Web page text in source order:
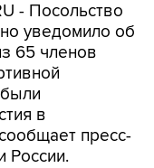
- Посольство
уведомило об
65 членов
в
пресс-
России.